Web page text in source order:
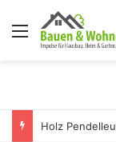
Menü